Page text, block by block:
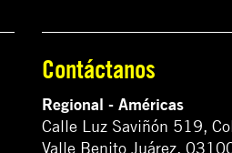
Contáctanos
Regional - Américas
Calle Luz Saviñón 519,
Valle Benito Juárez,